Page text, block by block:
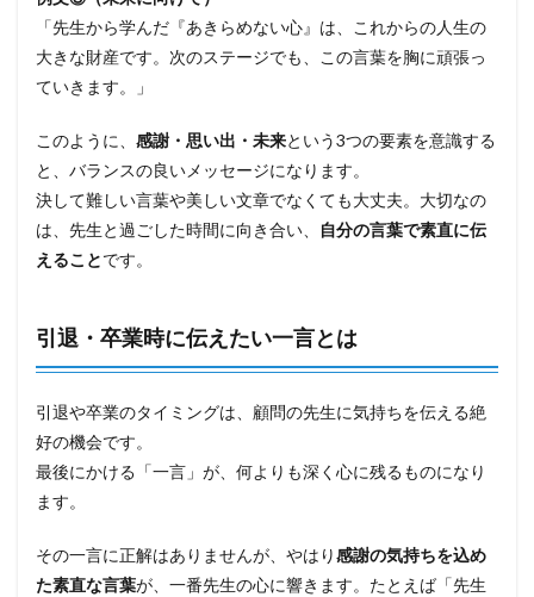
「先生から学んだ『あきらめない心』は、これからの人生の
大きな財産です。次のステージでも、この言葉を胸に頑張っ
ていきます。」
このように、 感謝・思い出・未来という3つの要素を意識する
と、バランスの良いメッセージになります。
決して難しい言葉や美しい文章でなくても大丈夫。大切なの
は、先生と過ごした時間に向き合い、
自分の言葉で素直に伝
えることです。
引退・卒業時に伝えたい一言とは
引退や卒業のタイミングは、顧問の先生に気持ちを伝える絶
好の機会です。
最後にかける「一言」が、何よりも深く心に残るものになり
ます。
その一言に正解はありませんが、やはり感謝の気持ちを込め
た素直な言葉が、一番先生の心に響きます。たとえば「先生